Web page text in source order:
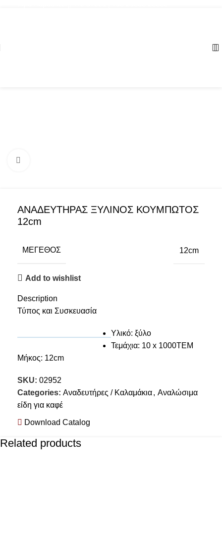
ΑΝΑΔΕΥΤΗΡΑΣ ΞΥΛΙΝΟΣ ΚΟΥΜΠΩΤΟΣ
12cm
ΜΈΓΕΘΟΣ 12cm
Add to wishlist
Description
Τύπος και Συσκευασία
Υλικό: ξύλο
Τεμάχια: 10 x 1000TEM
Μήκος: 12cm
SKU: 02952
Categories: Αναδευτήρες / Καλαμάκια, Αναλώσιμα
είδη για καφέ
Download Catalog
Related products